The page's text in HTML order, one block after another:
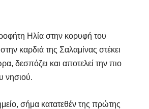
Ηλία στην κορυφή του
καρδιά της Σαλαμίνας στέκει
δεσπόζει και αποτελεί την πιο
νησιού.
σήμα κατατεθέν της πρώτης